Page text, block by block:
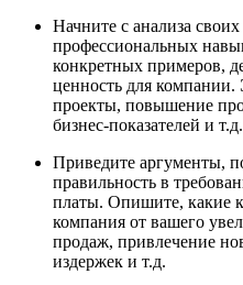
Начните с анализа
профессиональных
конкретных примеров,
ценность для
проекты, повышение
бизнес-показателей и т.д.
Приведите аргументы,
правильность в
платы. Опишите, какие
компания от вашего
продаж, привлечение
издержек и т.д.